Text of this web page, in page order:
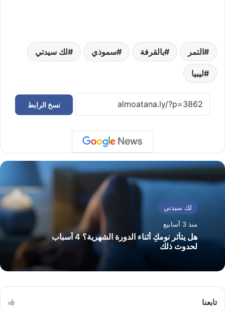
التمر بالقرفة سموذي لك سيدتي
ليبيا
نسخ الرابط
لك سيدتي
منذ 3 أسابيع
هل يتأثر نومكِ أثناء الدورة الشهرية؟ 4 أسباب
لحدوث ذلك
تابعنا